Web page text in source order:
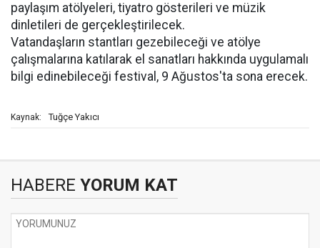
paylaşım atölyeleri, tiyatro gösterileri ve müzik
dinletileri de gerçekleştirilecek.
Vatandaşların stantları gezebileceği ve atölye
çalışmalarına katılarak el sanatları hakkında uygulamalı
bilgi edinebileceği festival, 9 Ağustos'ta sona erecek.
Kaynak: Tuğçe Yakıcı
HABERE YORUM KAT